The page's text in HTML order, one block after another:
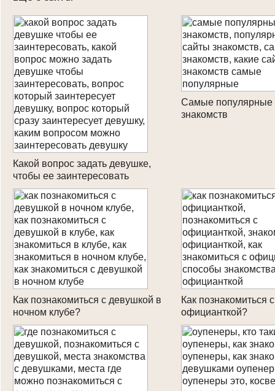
Какой вопрос задать девушке,
чтобы ее заинтересовать
Самые популярные
знакомств
Как познакомиться с девушкой в
ночном клубе?
Как познакомиться с
официанткой?